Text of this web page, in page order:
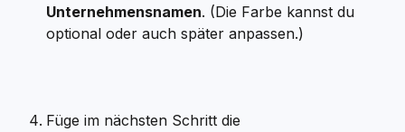
Unternehmensnamen. (Die Farbe kannst du
optional oder auch später anpassen.)
Füge im nächsten Schritt die